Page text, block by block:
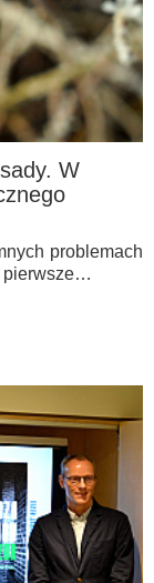
W
problemach
pierwsze…